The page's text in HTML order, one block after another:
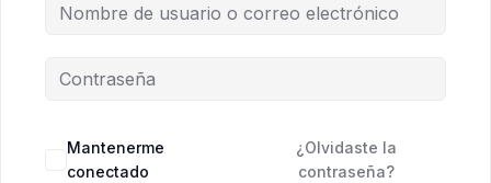
Mantenerme
conectado
¿Olvidaste la
contraseña?